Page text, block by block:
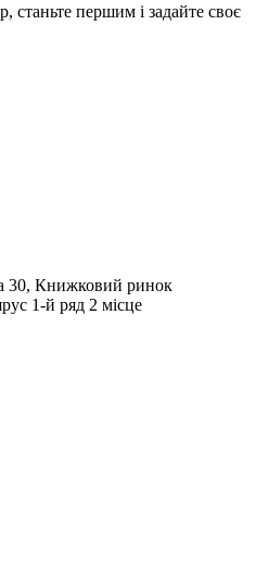
станьте першим і задайте своє
30, Книжковий ринок
1-й ряд 2 місце